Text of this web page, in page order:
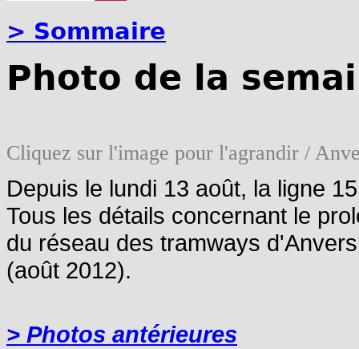
> Sommaire
Photo de la
Cliquez sur l'image pour l'agrandir /
Depuis le lundi 13 août, la ligne
Tous les détails concernant le
du réseau des tramways
(août 2012).
> Photos antérieures